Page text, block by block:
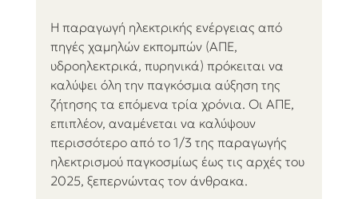
Η παραγωγή ηλεκτρικής ενέργειας από
πηγές χαμηλών εκπομπών (ΑΠΕ,
υδροηλεκτρικά, πυρηνικά) πρόκειται να
καλύψει όλη την παγκόσμια αύξηση της
ζήτησης τα επόμενα τρία χρόνια. Οι ΑΠΕ,
επιπλέον, αναμένεται να καλύψουν
περισσότερο από το 1/3 της παραγωγής
ηλεκτρισμού παγκοσμίως έως τις αρχές του
2025, ξεπερνώντας τον άνθρακα.